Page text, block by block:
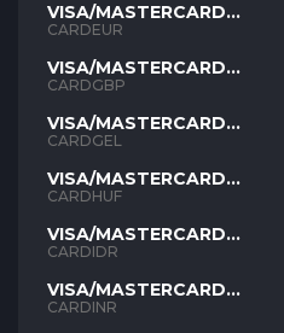
VISA/MASTERCARD
EUR
CARDEUR
VISA/MASTERCARD
GBP
CARDGBP
VISA/MASTERCARD
GEL
CARDGEL
VISA/MASTERCARD
HUF
CARDHUF
VISA/MASTERCARD
IDR
CARDIDR
VISA/MASTERCARD
INR
CARDINR